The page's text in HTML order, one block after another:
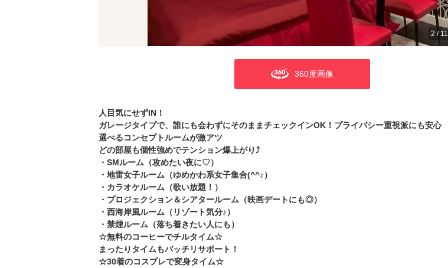
2 / 11
360度画像
人目気にせずIN！
ガレージタイプで、誰にも会わずにそのままチェックインOK！プライバシー重視派にも安心
選べるコンセプトルームが激アツ
どの部屋も個性強めでテンション爆上がり⤴
・SMルーム（攻めたい夜に♡）
・地雷女子ルーム（ゆめかわ系女子集合(^^♪）
・カラオケルーム（歌い放題！）
・プロジェクション＆シアタールーム（映画デートにも◎）
・西海岸風ルーム（リゾート気分♪）
・禁煙ルーム（落ち着きたい人にも）
☆無料のコーヒーでチルタイム☆
まったりタイムもバッチリサポート！
☆30着のコスプレで変身タイム☆